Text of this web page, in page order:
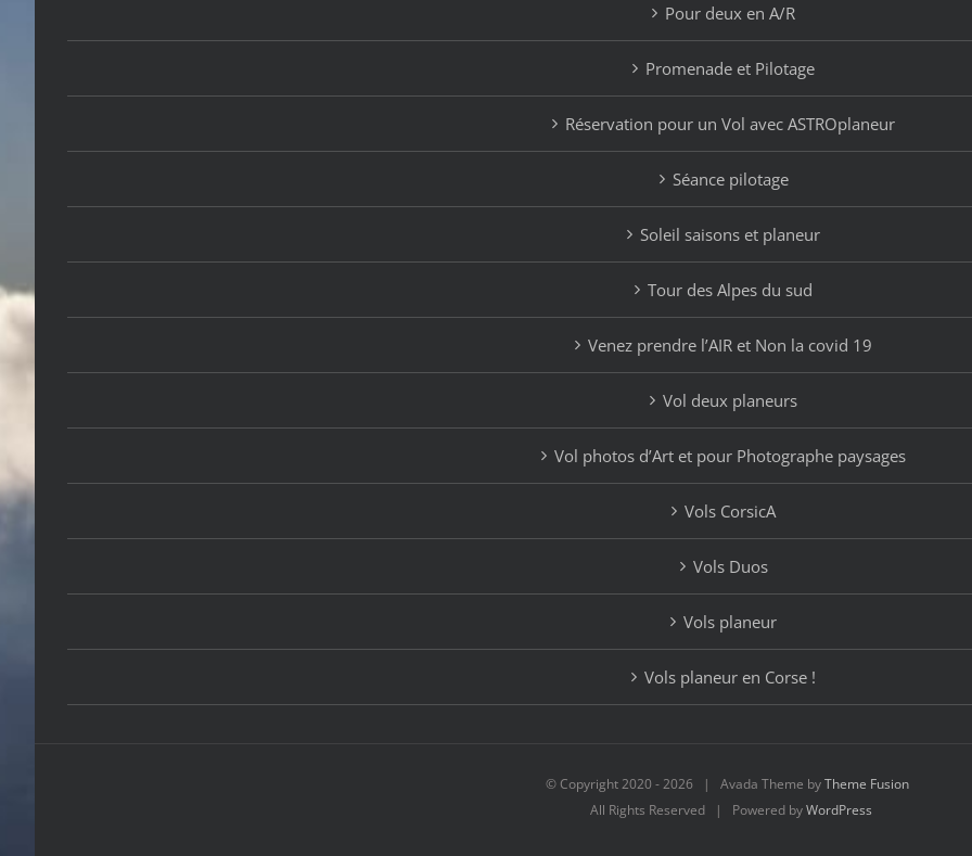
Pour deux en A/R
Promenade et Pilotage
Réservation pour un Vol avec ASTROplaneur
Séance pilotage
Soleil saisons et planeur
Tour des Alpes du sud
Venez prendre l’AIR et Non la covid 19
Vol deux planeurs
Vol photos d’Art et pour Photographe paysages
Vols CorsicA
Vols Duos
Vols planeur
Vols planeur en Corse !
© Copyright 2020 -2026 | Avada Theme byTheme Fusion
All Rights Reserved | Powered byWordPress